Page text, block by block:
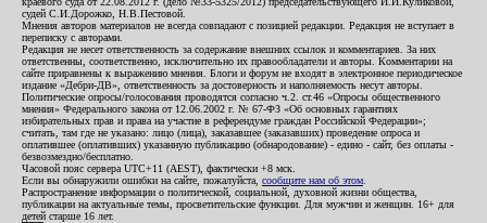
судей С.И.Дорожко, Н.В.Пестовой.
Мнения авторов материалов не всегда совпадают с позицией редакции. Редакция не вступает в
переписку с авторами.
Редакция не несет ответственность за содержание внешних ссылок и комментариев. За них
ответственны, соответственно, исключительно их правообладатели и авторы. Комментарии на
сайте приравнены к выражению мнения. Блоги и форум не входят в электронное периодическое
издание «Дебри-ДВ», ответственность за достоверность и наполняемость несут авторы.
Политические опросы/голосования проводятся согласно ч.2. ст.46 «Опросы общественного
мнения» Федерального закона от 12.06.2002 г. № 67-ФЗ «Об основных гарантиях
избирательных прав и права на участие в референдуме граждан Российской Федерации»;
считать, там где не указано: лицо (лица), заказавшее (заказавших) проведение опроса и
оплатившее (оплативших) указанную публикацию (обнародование) - едино - сайт, без оплаты -
безвозмездно/бесплатно.
Часовой пояс сервера UTC+11 (AEST), фактически +8 мск.
Если вы обнаружили ошибки на сайте, пожалуйста, сообщите нам об этом
Распространение информации о политической, социальной, духовной жизни общества,
публикации на актуальные темы, просветительские функции. Для мужчин и женщин. 16+ для
детей старше 16 лет.